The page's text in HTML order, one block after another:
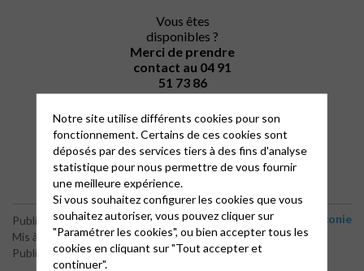
Vous êtes
disponibles ?
Merci de prendre
contact au 04 91
51 73 86
ou parcourriel
Publié le 11 janvier 2019
Mis à jour le 6 mars 2019
Publié par le webmaster
Diaconie
Notre site utilise différents cookies pour son
fonctionnement. Certains de ces cookies sont
déposés par des services tiers à des fins d'analyse
statistique pour nous permettre de vous fournir
une meilleure expérience.
Si vous souhaitez configurer les cookies que vous
souhaitez autoriser, vous pouvez cliquer sur
"Paramétrer les cookies", ou bien accepter tous les
cookies en cliquant sur "Tout accepter et
continuer".